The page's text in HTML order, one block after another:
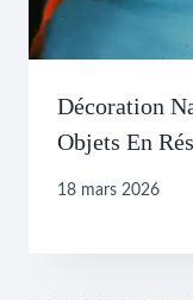
Décoration
Objets En
18 mars 2026